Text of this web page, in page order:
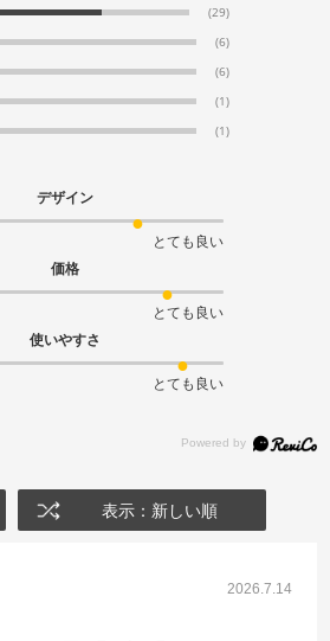
(29)
(6)
(6)
(1)
(1)
デザイン
とても良い
価格
とても良い
使いやすさ
とても良い
表示：新しい順
2026.7.14